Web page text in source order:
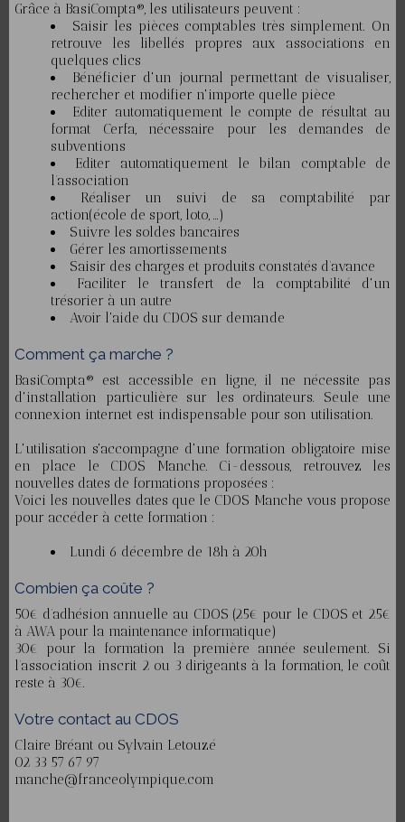
Grâce à BasiCompta®, les utilisateurs peuvent :
Saisir les pièces comptables très simplement. On
retrouve les libellés propres aux associations en
quelques clics
Bénéficier d'un journal permettant de visualiser,
rechercher et modifier n'importe quelle pièce
Editer automatiquement le compte de résultat au
format Cerfa, nécessaire pour les demandes de
subventions
Editer automatiquement le bilan comptable de
l’association
Réaliser un suivi de sa comptabilité par
action(école de sport, loto, …)
Suivre les soldes bancaires
Gérer les amortissements
Saisir des charges et produits constatés d’avance
Faciliter le transfert de la comptabilité d'un
trésorier à un autre
Avoir l'aide du CDOS sur demande
Comment ça marche ?
BasiCompta® est accessible en ligne, il ne nécessite pas
d'installation particulière sur les ordinateurs. Seule une
connexion internet est indispensable pour son utilisation.
L'utilisation s'accompagne d'une formation obligatoire mise
en place le CDOS Manche. Ci-dessous, retrouvez les
nouvelles dates de formations proposées :
Voici les nouvelles dates que le CDOS Manche vous propose
pour accéder à cette formation :
Lundi 6 décembre de 18h à 20h
Combien ça coûte ?
50€ d’adhésion annuelle au CDOS (25€ pour le CDOS et 25€
à AWA pour la maintenance informatique)
30€ pour la formation la première année seulement. Si
l’association inscrit 2 ou 3 dirigeants à la formation, le coût
reste à 30€.
​Votre contact au CDOS
Claire Bréant ou Sylvain Letouzé
02 33 57 67 97
manche@franceolympique.com